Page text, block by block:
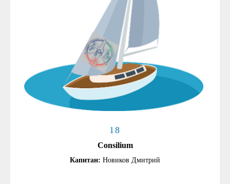
18
Consilium
Капитан: Новиков Дмитрий